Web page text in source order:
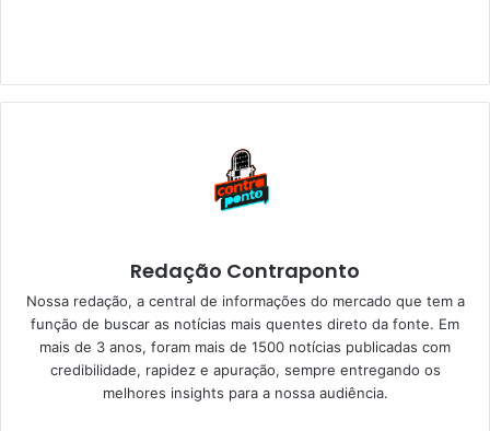
Redação Contraponto
Nossa redação, a central de informações do mercado que tem a
função de buscar as notícias mais quentes direto da fonte. Em
mais de 3 anos, foram mais de 1500 notícias publicadas com
credibilidade, rapidez e apuração, sempre entregando os
melhores insights para a nossa audiência.